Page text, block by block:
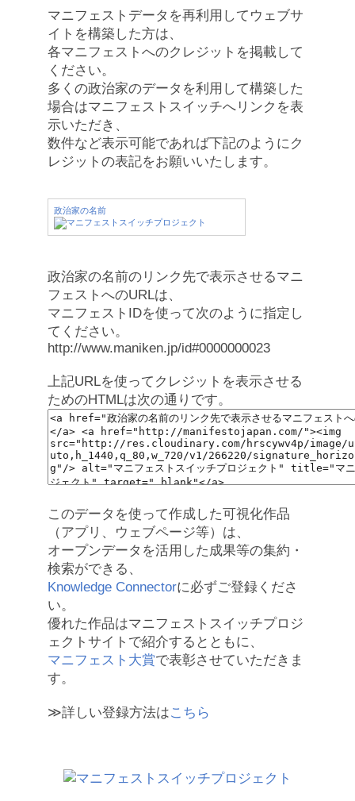
マニフェストデータを再利用してウェブサ
イトを構築した方は、
各マニフェストへのクレジットを掲載して
ください。
多くの政治家のデータを利用して構築した
場合はマニフェストスイッチへリンクを表
示いただき、
数件など表示可能であれば下記のようにク
レジットの表記をお願いいたします。
政治家の名前
政治家の名前のリンク先で表示させるマニ
フェストへのURLは、
マニフェストIDを使って次のように指定し
てください。
http://www.maniken.jp/id#0000000023
上記URLを使ってクレジットを表示させる
ためのHTMLは次の通りです。
このデータを使って作成した可視化作品
（アプリ、ウェブページ等）は、
オープンデータを活用した成果等の集約・
検索ができる、
Knowledge Connectorに必ずご登録くださ
い。
優れた作品はマニフェストスイッチプロジ
ェクトサイトで紹介するとともに、
マニフェスト大賞で表彰させていただきま
す。
≫詳しい登録方法はこちら